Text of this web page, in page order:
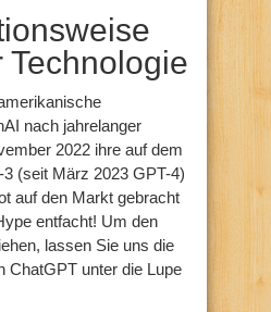
Technologie
nach jahrelanger
2022 ihre auf dem
(seit März 2023 GPT-4)
auf den Markt gebracht
entfacht! Um den
lassen Sie uns die
ChatGPT unter die Lupe